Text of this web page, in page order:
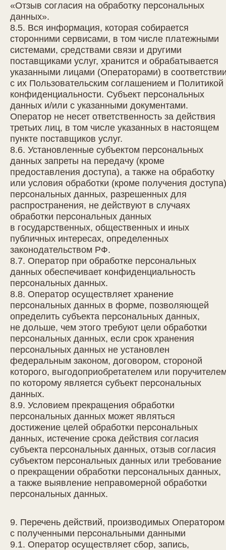
«Отзыв согласия на обработку персональных
данных».
8.5. Вся информация, которая собирается
сторонними сервисами, в том числе платежными
системами, средствами связи и другими
поставщиками услуг, хранится и обрабатывается
указанными лицами (Операторами) в
с их Пользовательским соглашением и Политикой
конфиденциальности. Субъект персональных
данных и/или с указанными документами.
Оператор не несет ответственность за действия
третьих лиц, в том числе указанных в настоящем
пункте поставщиков услуг.
8.6. Установленные субъектом персональных
данных запреты на передачу (кроме
предоставления доступа), а также на обработку
или условия обработки (кроме получения доступа)
персональных данных, разрешенных для
распространения, не действуют в случаях
обработки персональных данных
в государственных, общественных и иных
публичных интересах, определенных
законодательством РФ.
8.7. Оператор при обработке персональных
данных обеспечивает конфиденциальность
персональных данных.
8.8. Оператор осуществляет хранение
персональных данных в форме, позволяющей
определить субъекта персональных данных,
не дольше, чем этого требуют цели обработки
персональных данных, если срок хранения
персональных данных не установлен
федеральным законом, договором, стороной
которого, выгодоприобретателем или
по которому является субъект персональных
данных.
8.9. Условием прекращения обработки
персональных данных может являться
достижение целей обработки персональных
данных, истечение срока действия согласия
субъекта персональных данных, отзыв согласия
субъектом персональных данных или требование
о прекращении обработки персональных данных,
а также выявление неправомерной обработки
персональных данных.
9. Перечень действий, производимых Оператором
с полученными персональными данными
9.1. Оператор осуществляет сбор, запись,